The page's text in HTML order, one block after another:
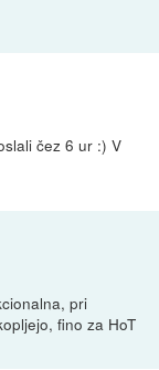
čez 6 ur :) V
pri
fino za HoT